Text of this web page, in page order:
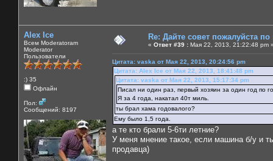
Alex Ice
Всем Moderatoram
Moderator
Пользователи
:) 35
Офлайн
Пол:
Сообщений: 8197
Re: Дайте совет пожалуйста
« Ответ #39 : Мая 22, 2013, 21:22:48 pm
Цитата: vaska от Мая 22, 2013, 20:24:56 pm
Цитата: Alex Ice от Мая 22, 2013, 18:41:48 pm
Цитата: vaska от Мая 22, 2013, 15:17:34 pm
Писал ни один раз, первый хозяин за один год по
Я за 4 года, накатал 40т миль.
ты брал хама годовалого?
Ему было 1,5 года.
а те кто брали 5-6ти летние?
У меня мнение такое, если машина б/у и
продавца)